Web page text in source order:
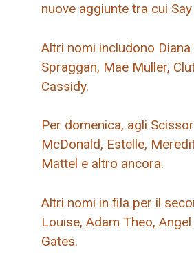
nuove aggiunte tra cui
Altri nomi includono Diana
Spraggan, Mae Muller,
Cassidy.
Per domenica, agli
McDonald, Estelle,
Mattel e altro ancora.
Altri nomi in fila per il
Louise, Adam Theo,
Gates.